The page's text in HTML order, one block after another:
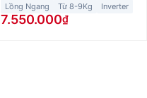
Lồng Ngang Từ 8-9Kg Inverter
7.550.000